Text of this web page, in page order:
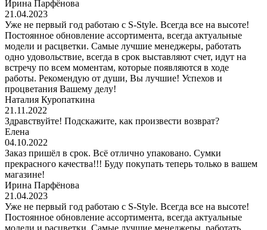
Ирина Парфёнова
21.04.2023
Уже не первый год работаю с S-Style. Всегда все на высоте!
Постоянное обновление ассортимента, всегда актуальные
модели и расцветки. Самые лучшие менеджеры, работать
одно удовольствие, всегда в срок выставляют счет, идут на
встречу по всем моментам, которые появляются в ходе
работы. Рекомендую от души, Вы лучшие! Успехов и
процветания Вашему делу!
Наталия Куропаткина
21.11.2022
Здравствуйте! Подскажите, как произвести возврат?
Елена
04.10.2022
Заказ пришёл в срок. Всё отлично упаковано. Сумки
прекрасного качества!!! Буду покупать теперь только в вашем
магазине!
Ирина Парфёнова
21.04.2023
Уже не первый год работаю с S-Style. Всегда все на высоте!
Постоянное обновление ассортимента, всегда актуальные
модели и расцветки. Самые лучшие менеджеры, работать